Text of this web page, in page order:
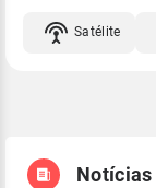
Satélite
Notícias